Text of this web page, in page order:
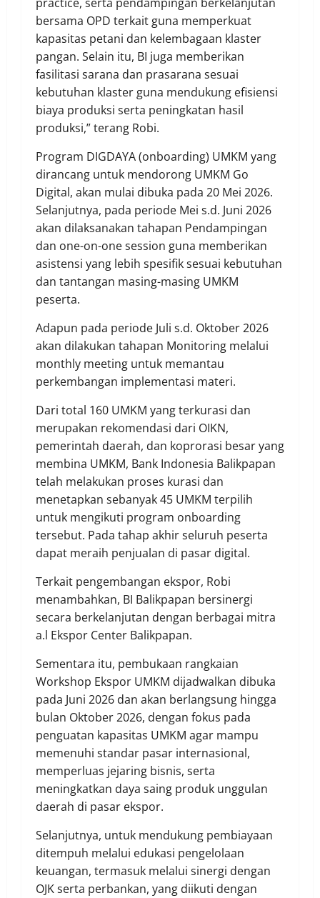
bersama OPD terkait guna memperkuat
kapasitas petani dan kelembagaan klaster
pangan. Selain itu, BI juga memberikan
fasilitasi sarana dan prasarana sesuai
kebutuhan klaster guna mendukung efisiensi
biaya produksi serta peningkatan hasil
produksi,” terang Robi.
Program DIGDAYA (onboarding) UMKM yang
dirancang untuk mendorong UMKM Go
Digital, akan mulai dibuka pada 20 Mei 2026.
Selanjutnya, pada periode Mei s.d. Juni 2026
akan dilaksanakan tahapan Pendampingan
dan one-on-one session guna memberikan
asistensi yang lebih spesifik sesuai kebutuhan
dan tantangan masing-masing UMKM
peserta.
Adapun pada periode Juli s.d. Oktober 2026
akan dilakukan tahapan Monitoring melalui
monthly meeting untuk memantau
perkembangan implementasi materi.
Dari total 160 UMKM yang terkurasi dan
merupakan rekomendasi dari OIKN,
pemerintah daerah, dan koprorasi besar yang
membina UMKM, Bank Indonesia Balikpapan
telah melakukan proses kurasi dan
menetapkan sebanyak 45 UMKM terpilih
untuk mengikuti program onboarding
tersebut. Pada tahap akhir seluruh peserta
dapat meraih penjualan di pasar digital.
Terkait pengembangan ekspor, Robi
menambahkan, BI Balikpapan bersinergi
secara berkelanjutan dengan berbagai mitra
a.l Ekspor Center Balikpapan.
Sementara itu, pembukaan rangkaian
Workshop Ekspor UMKM dijadwalkan dibuka
pada Juni 2026 dan akan berlangsung hingga
bulan Oktober 2026, dengan fokus pada
penguatan kapasitas UMKM agar mampu
memenuhi standar pasar internasional,
memperluas jejaring bisnis, serta
meningkatkan daya saing produk unggulan
daerah di pasar ekspor.
Selanjutnya, untuk mendukung pembiayaan
ditempuh melalui edukasi pengelolaan
keuangan, termasuk melalui sinergi dengan
OJK serta perbankan, yang diikuti dengan